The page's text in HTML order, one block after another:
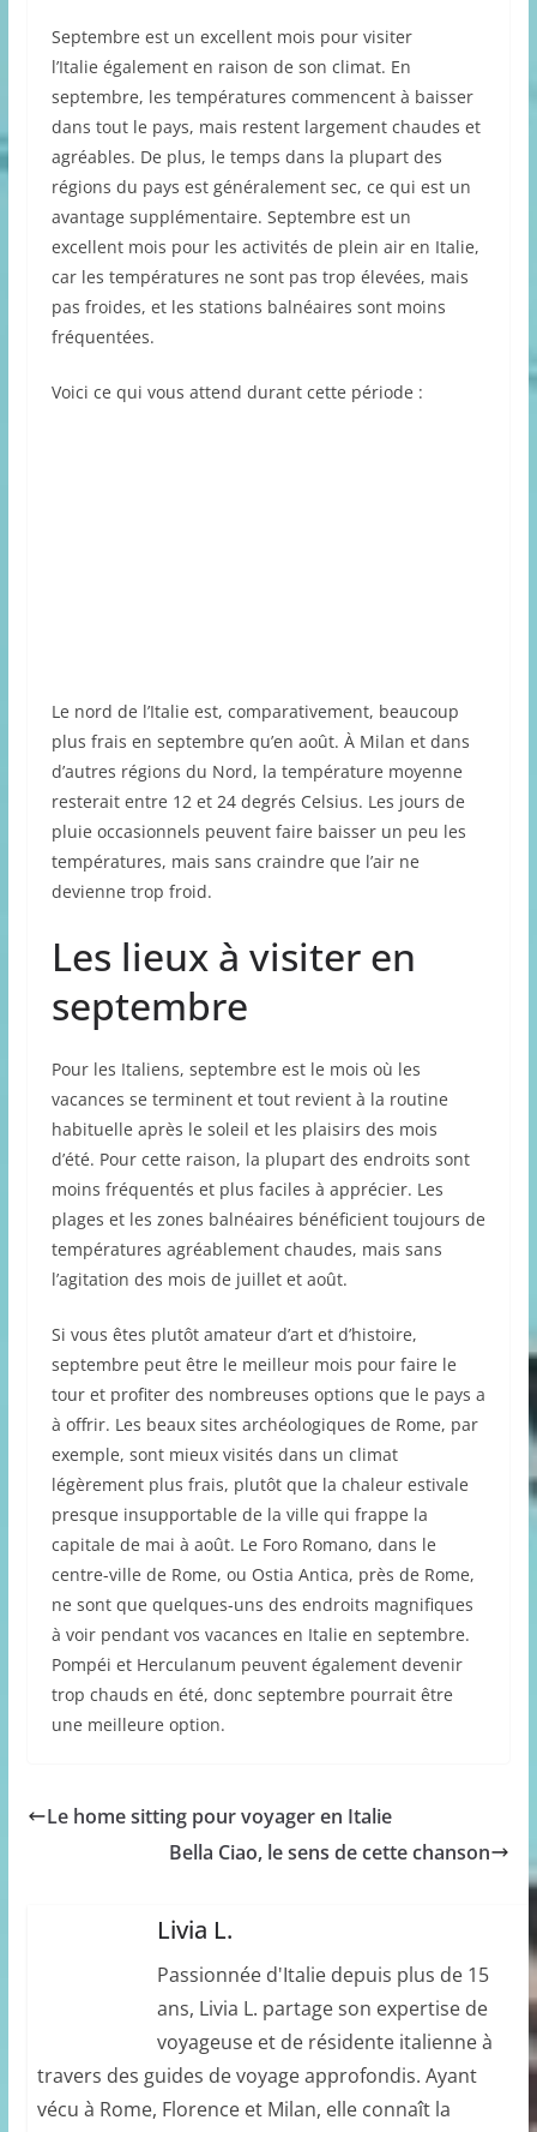
Septembre est un excellent mois pour visiter
l’Italie également en raison de son climat. En
septembre, les températures commencent à baisser
dans tout le pays, mais restent largement chaudes et
agréables. De plus, le temps dans la plupart des
régions du pays est généralement sec, ce qui est un
avantage supplémentaire. Septembre est un
excellent mois pour les activités de plein air en Italie,
car les températures ne sont pas trop élevées, mais
pas froides, et les stations balnéaires sont moins
fréquentées.
Voici ce qui vous attend durant cette période :
Le nord de l’Italie est, comparativement, beaucoup
plus frais en septembre qu’en août. À Milan et dans
d’autres régions du Nord, la température moyenne
resterait entre 12 et 24 degrés Celsius. Les jours de
pluie occasionnels peuvent faire baisser un peu les
températures, mais sans craindre que l’air ne
devienne trop froid.
Les lieux à visiter en
septembre
Pour les Italiens, septembre est le mois où les
vacances se terminent et tout revient à la routine
habituelle après le soleil et les plaisirs des mois
d’été. Pour cette raison, la plupart des endroits sont
moins fréquentés et plus faciles à apprécier. Les
plages et les zones balnéaires bénéficient toujours de
températures agréablement chaudes, mais sans
l’agitation des mois de juillet et août.
Si vous êtes plutôt amateur d’art et d’histoire,
septembre peut être le meilleur mois pour faire le
tour et profiter des nombreuses options que le pays a
à offrir. Les beaux sites archéologiques de Rome, par
exemple, sont mieux visités dans un climat
légèrement plus frais, plutôt que la chaleur estivale
presque insupportable de la ville qui frappe la
capitale de mai à août. Le Foro Romano, dans le
centre-ville de Rome, ou Ostia Antica, près de Rome,
ne sont que quelques-uns des endroits magnifiques
à voir pendant vos vacances en Italie en septembre.
Pompéi et Herculanum peuvent également devenir
trop chauds en été, donc septembre pourrait être
une meilleure option.
Le home sitting pour voyager en Italie
Bella Ciao, le sens de cette chanson
Livia L.
Passionnée d'Italie depuis plus de 15
ans, Livia L. partage son expertise de
voyageuse et de résidente italienne à
travers des guides de voyage approfondis. Ayant
vécu à Rome, Florence et Milan, elle connaît la